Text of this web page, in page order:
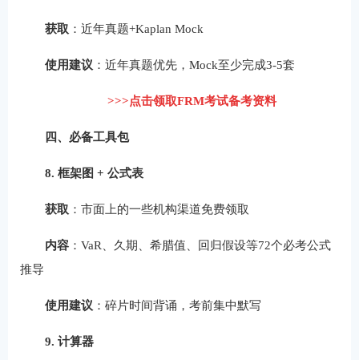
获取 ：近年真题+Kaplan Mock
使用建议 ：近年真题优先，Mock至少完成3-5套
>>>点击领取FRM考试备考资料
四、必备工具包
8. 框架图 + 公式表
获取 ：市面上的一些机构渠道免费领取
内容：VaR、久期、希腊值、回归假设等72个必考公式
推导
使用建议 ：碎片时间背诵，考前集中默写
9. 计算器